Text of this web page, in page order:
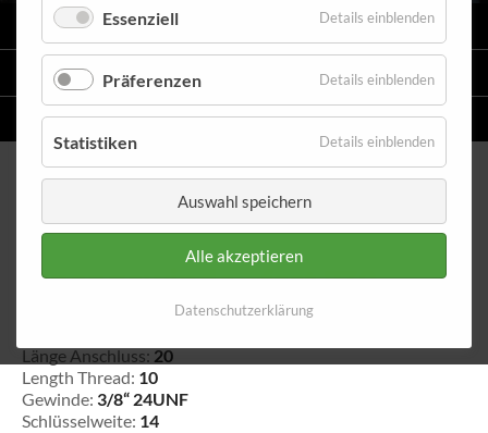
VARIO
STAHLFLEX -LEITUNGSKITS FÜR MOTORRÄDER
EINZELLEITUNGENNACH MASS
Innengewinde - fest 730
Länge Anschluss: 20
Length Thread: 10
Gewinde: 3/8“ 24UNF
Schlüsselweite: 14
Essenziell Details einblenden
Präferenzen Details einblenden
Statistiken Details einblenden
Auswahl speichern
Alle akzeptieren
Datenschutzerklärung
Verteiler
Katalog